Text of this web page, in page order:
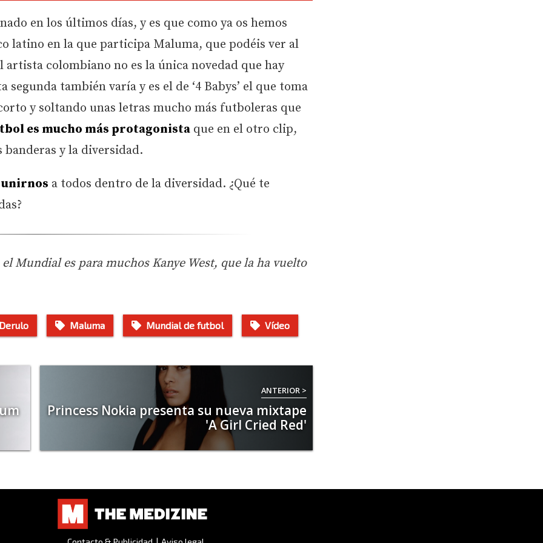
en los últimos días, y es que como ya os hemos
latino en la que participa Maluma, que podéis ver al
colombiano no es la única novedad que hay
también varía y es el de ‘4 Babys’ el que toma
y soltando unas letras mucho más futboleras que
es mucho más protagonista que en el otro clip,
banderas y la diversidad.
unirnos a todos dentro de la diversidad. ¿Qué te
Mundial es para muchos Kanye West, que la ha vuelto
Maluma Mundial de futbol Vídeo
ANTERIOR >
Princess Nokia presenta su nueva mixtape
'A Girl Cried Red'